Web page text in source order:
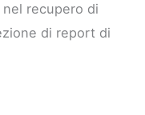
recupero di
di report di